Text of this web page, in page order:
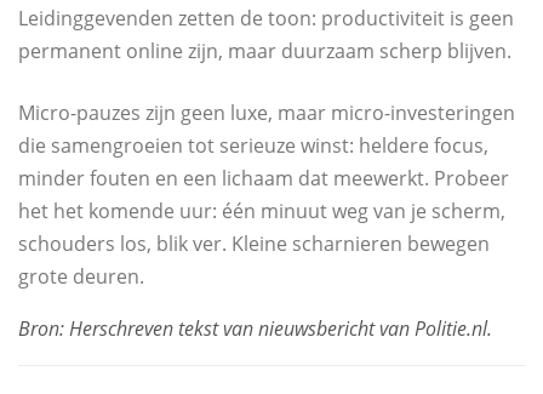
Leidinggevenden zetten de toon: productiviteit is geen
permanent online zijn, maar duurzaam scherp blijven.
Micro-pauzes zijn geen luxe, maar micro-investeringen
die samengroeien tot serieuze winst: heldere focus,
minder fouten en een lichaam dat meewerkt. Probeer
het het komende uur: één minuut weg van je scherm,
schouders los, blik ver. Kleine scharnieren bewegen
grote deuren.